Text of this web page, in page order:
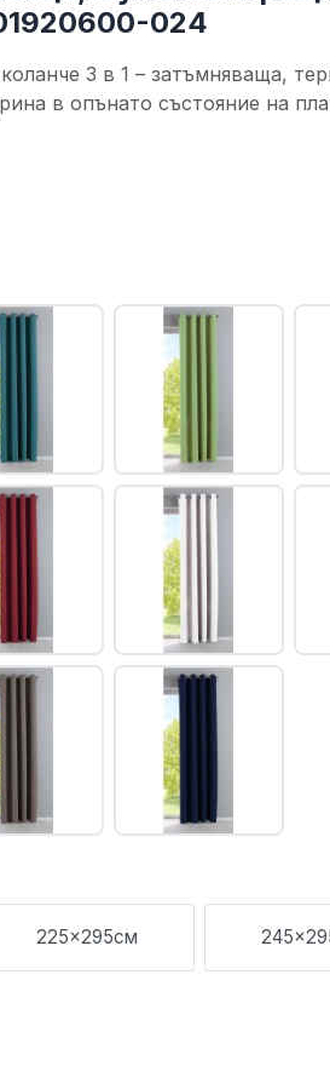
024
коланче 3 в 1 – затъмняваща,
в опънато състояние на
225x295см